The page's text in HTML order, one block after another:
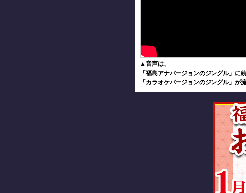
▲音声は、
「福島アナバージョンのジングル」に続
「カラオケバージョンのジングル」が流